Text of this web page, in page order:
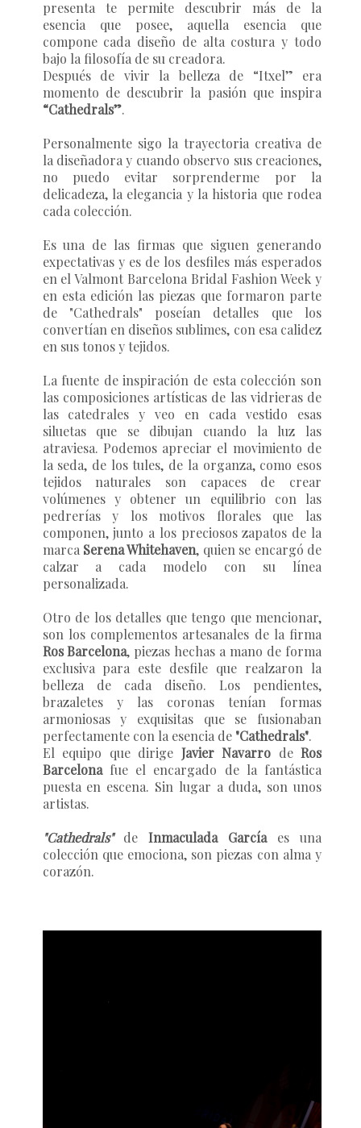
presenta te permite descubrir más de la
esencia que posee, aquella esencia que
compone cada diseño de alta costura y todo
bajo la filosofía de su creadora.
Después de vivir la belleza de “Itxel” era
momento de descubrir la pasión que inspira
“Cathedrals”.
Personalmente sigo la trayectoria creativa de
la diseñadora y cuando observo sus creaciones,
no puedo evitar sorprenderme por la
delicadeza, la elegancia y la historia que rodea
cada colección.
Es una de las firmas que siguen generando
expectativas y es de los desfiles más esperados
en elValmont Barcelona Bridal Fashion Week y
en esta edición las piezas que formaron parte
de "Cathedrals" poseían detalles que los
convertían en diseños sublimes, con esa calidez
en sus tonos y tejidos.
La fuente de inspiración de esta colección son
las composiciones artísticas de las vidrieras de
las catedrales y veo en cada vestido esas
siluetas que se dibujan cuando la luz las
atraviesa. Podemos apreciar el movimiento de
la seda, de los tules, de la organza, como esos
tejidos naturales son capaces de crear
volúmenes y obtener un equilibrio con las
pedrerías y los motivos florales que las
componen, junto a los preciosos zapatos de la
marcaSerena Whitehaven, quien se encargó de
calzar a cada modelo con su línea
personalizada.
Otro de los detalles que tengo que mencionar,
son los complementos artesanales de la firma
Ros Barcelona, piezas hechas a mano de forma
exclusiva para este desfile que realzaron la
belleza de cada diseño. Los pendientes,
brazaletes y las coronas tenían formas
armoniosas y exquisitas que se fusionaban
perfectamente con la esencia de "Cathedrals".
El equipo que dirige Javier Navarro de Ros
Barcelona fue el encargado de la fantástica
puesta en escena. Sin lugar a duda, son unos
artistas.
"Cathedrals" de Inmaculada García es una
colección que emociona, son piezas con alma y
corazón.